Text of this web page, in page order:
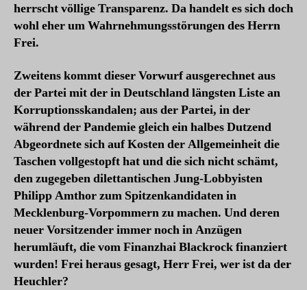
herrscht völlige Transparenz. Da handelt es sich doch
wohl eher um Wahrnehmungsstörungen des Herrn
Frei.
Zweitens kommt dieser Vorwurf ausgerechnet aus
der Partei mit der in Deutschland längsten Liste an
Korruptionsskandalen; aus der Partei, in der
während der Pandemie gleich ein halbes Dutzend
Abgeordnete sich auf Kosten der Allgemeinheit die
Taschen vollgestopft hat und die sich nicht schämt,
den zugegeben dilettantischen Jung-Lobbyisten
Philipp Amthor zum Spitzenkandidaten in
Mecklenburg-Vorpommern zu machen. Und deren
neuer Vorsitzender immer noch in Anzügen
herumläuft, die vom Finanzhai Blackrock finanziert
wurden! Frei heraus gesagt, Herr Frei, wer ist da der
Heuchler?